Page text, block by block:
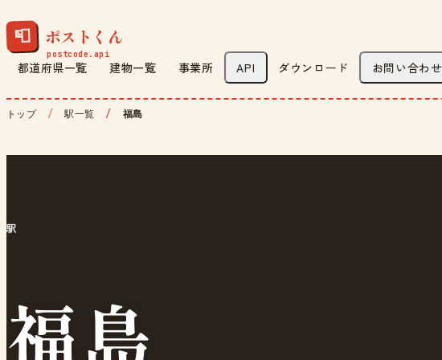
📮 ポストくん
都道府県一覧 建物一覧 事業所 API ダウンロード お問い合わせ
トップ 駅一覧 福島
駅
福島